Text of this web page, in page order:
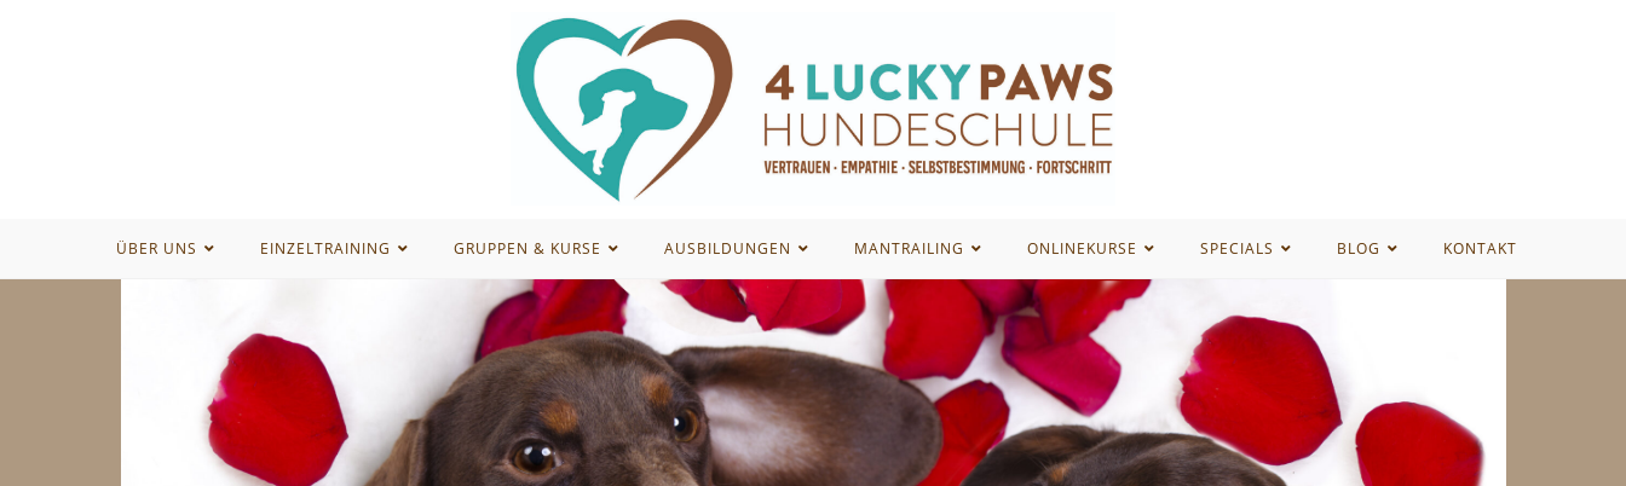
ÜBER UNS EINZELTRAINING GRUPPEN & KURSE AUSBILDUNGEN MANTRAILING ONLINEKURSE SPECIALS BLOG KONTAKT